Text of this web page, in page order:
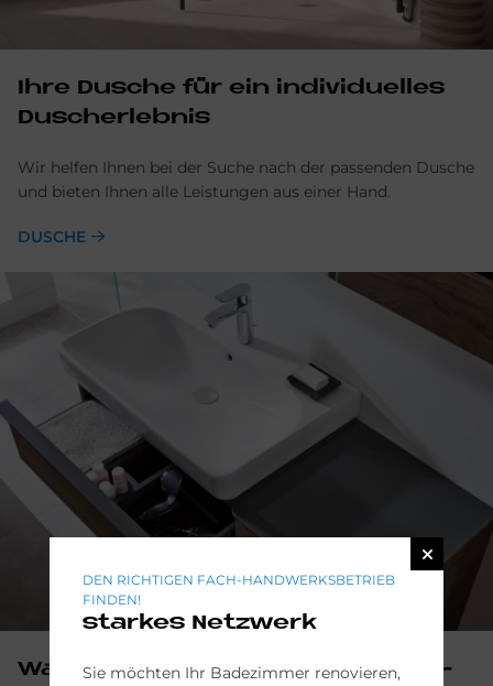
Ihre Du­sche für ein in­di­vi­du­el­les
Du­sch­er­leb­nis
Wir helfen Ihnen bei der Suche nach der passenden Dusche
und bieten Ihnen alle Leistungen aus einer Hand.
DUSCHE
Wasch­ti­sche für Ihr Traum­ba­de­
DEN RICHTIGEN FACH-HANDWERKSBETRIEB
FINDEN!
starkes Netzwerk
Sie möchten Ihr Badezimmer renovieren,